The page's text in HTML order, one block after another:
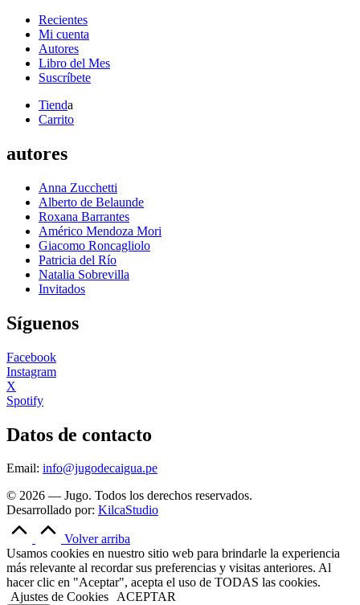
Recientes
Mi cuenta
Autores
Libro del Mes
Suscríbete
Tienda
Carrito
autores
Anna Zucchetti
Alberto de Belaunde
Roxana Barrantes
Américo Mendoza Mori
Giacomo Roncagliolo
Patricia del Río
Natalia Sobrevilla
Invitados
Síguenos
Facebook
Instagram
X
Spotify
Datos de contacto
Email: info@jugodecaigua.pe
© 2026 — Jugo. Todos los derechos reservados.
Desarrollado por: KilcaStudio
Volver arriba
Usamos cookies en nuestro sitio web para brindarle la experiencia
más relevante al recordar sus preferencias y visitas anteriores. Al
hacer clic en "Aceptar", acepta el uso de TODAS las cookies.
Ajustes de Cookies ACEPTAR